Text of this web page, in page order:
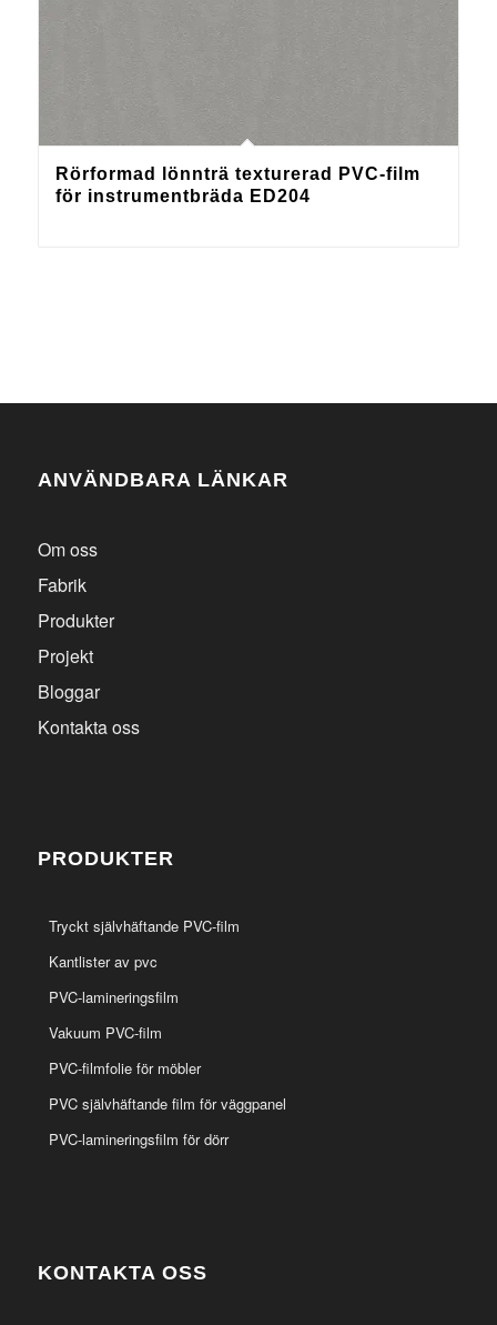
Rörformad lönnträ texturerad PVC-film
för instrumentbräda ED204
ANVÄNDBARA LÄNKAR
Om oss
Fabrik
Produkter
Projekt
Bloggar
Kontakta oss
PRODUKTER
Tryckt självhäftande PVC-film
Kantlister av pvc
PVC-lamineringsfilm
Vakuum PVC-film
PVC-filmfolie för möbler
PVC självhäftande film för väggpanel
PVC-lamineringsfilm för dörr
KONTAKTA OSS